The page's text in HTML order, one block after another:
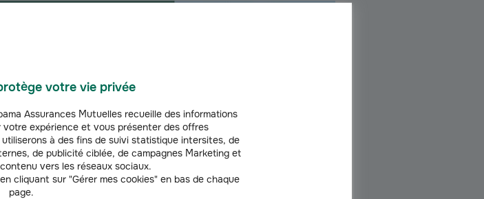
votre vie privée
Assurances Mutuelles recueille des informations
votre expérience et vous présenter des offres
à des fins de suivi statistique intersites, de
de publicité ciblée, de campagnes Marketing et
vers les réseaux sociaux.
cliquant sur "Gérer mes cookies" en bas de chaque
page.